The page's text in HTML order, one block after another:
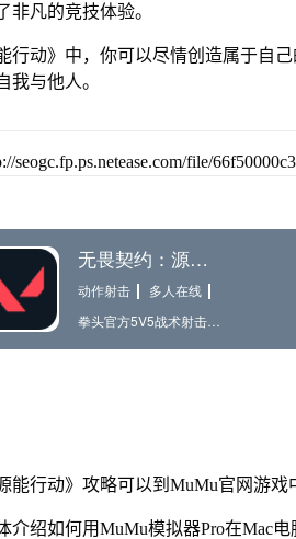
非凡的竞技体验。
行动》中，你可以尽情创造属于自
我与他人。
能行动》攻略可以到MuMu官网游
介绍如何用MuMu模拟器Pro在Mac